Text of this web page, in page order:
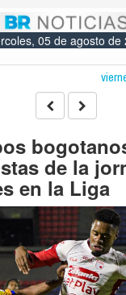
05 de agosto de
de la
en la Liga